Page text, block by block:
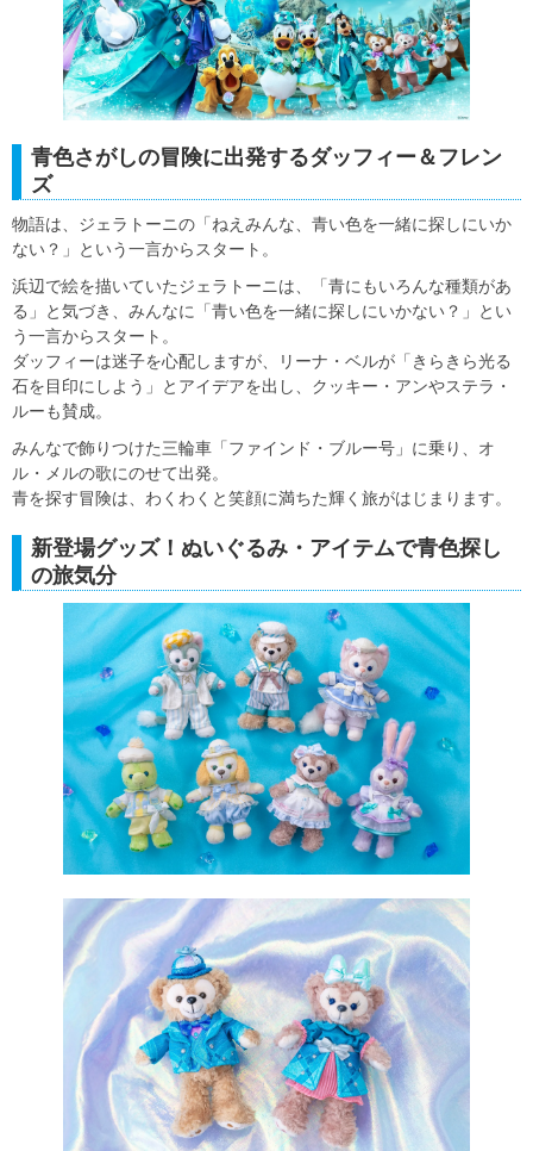
青色さがしの冒険に出発するダッフィー＆フレン
ズ
物語は、ジェラトーニの「ねえみんな、青い色を一緒に探しにいか
ない？」という一言からスタート。
浜辺で絵を描いていたジェラトーニは、「青にもいろんな種類があ
る」と気づき、みんなに「青い色を一緒に探しにいかない？」とい
う一言からスタート。
ダッフィーは迷子を心配しますが、リーナ・ベルが「きらきら光る
石を目印にしよう」とアイデアを出し、クッキー・アンやステラ・
ルーも賛成。
みんなで飾りつけた三輪車「ファインド・ブルー号」に乗り、オ
ル・メルの歌にのせて出発。
青を探す冒険は、わくわくと笑顔に満ちた輝く旅がはじまります。
新登場グッズ！ぬいぐるみ・アイテムで青色探し
の旅気分